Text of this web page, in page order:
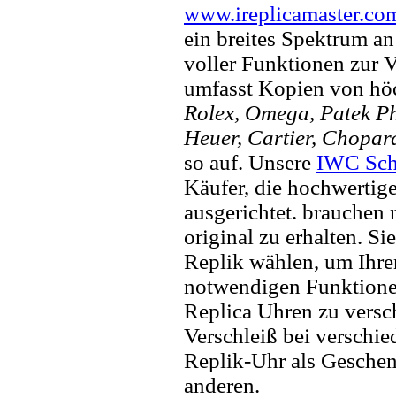
ein breites Spektrum
voller Funktionen zur
umfasst Kopien von
Rolex, Omega, Patek
Heuer, Cartier,
so auf. Unsere IWC
Käufer, die
ausgerichtet. brauchen
original zu erhalten.
Replik wählen, um
notwendigen
Replica Uhren zu
Verschleiß bei
Replik-Uhr als
anderen.